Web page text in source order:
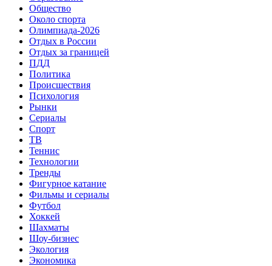
Общество
Около спорта
Олимпиада-2026
Отдых в России
Отдых за границей
ПДД
Политика
Происшествия
Психология
Рынки
Сериалы
Спорт
ТВ
Теннис
Технологии
Тренды
Фигурное катание
Фильмы и сериалы
Футбол
Хоккей
Шахматы
Шоу-бизнес
Экология
Экономика